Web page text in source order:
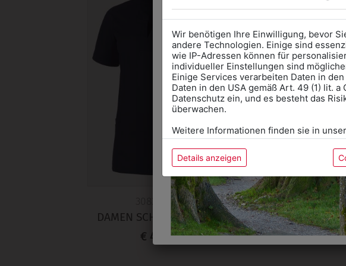
308255704
DAMEN SCHLUPFKASACK
€ 49,90
30870505
€ 55,90
Wir benötigen Ihre Einwilligung, bevor
andere Technologien. Einige sind
wie IP-Adressen können für
individueller Einstellungen sind
Einige Services verarbeiten Daten in
Daten in den USA gemäß Art. 49 (1) lit.
Datenschutz ein, und es besteht das
überwachen.
Weitere Informationen finden sie in
Details anzeigen